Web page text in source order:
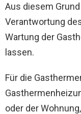
Aus diesem
Verantwortung
Wartung der
lassen.
Für die
oder der